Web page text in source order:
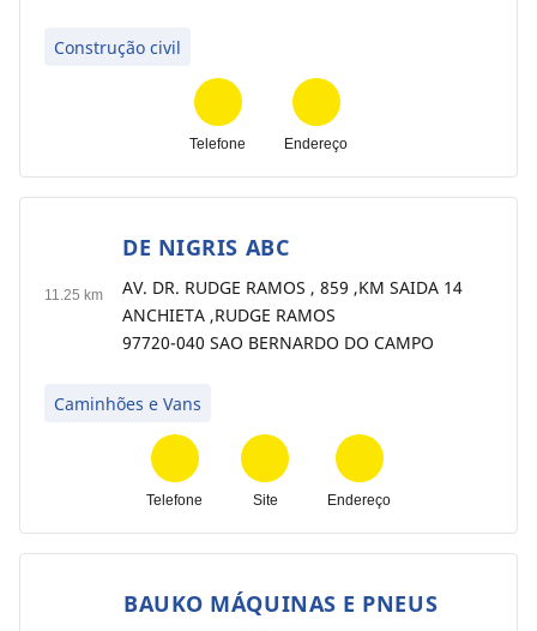
Construção civil
Telefone Endereço
11.25 km
DE NIGRIS ABC
AV. DR. RUDGE RAMOS , 859 ,KM SAIDA 14
ANCHIETA ,RUDGE RAMOS
97720-040 SAO BERNARDO DO CAMPO
Caminhões e Vans
Telefone Site Endereço
BAUKO MÁQUINAS E PNEUS